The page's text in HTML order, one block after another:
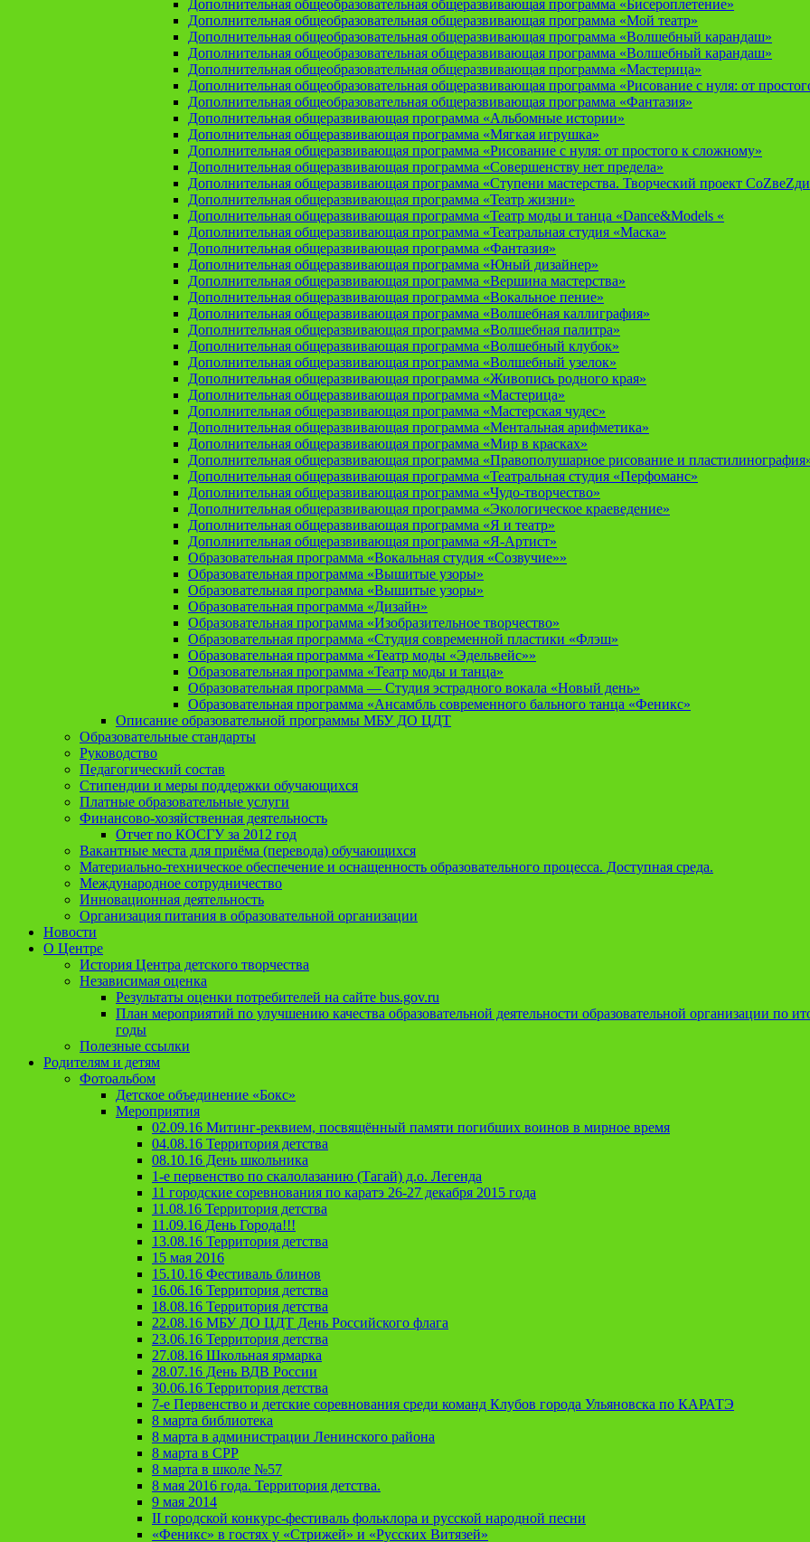
Дополнительная общеобразовательная общеразвивающая программа «Бисероплетение»
Дополнительная общеобразовательная общеразвивающая программа «Мой театр»
Дополнительная общеобразовательная общеразвивающая программа «Волшебный карандаш»
Дополнительная общеобразовательная общеразвивающая программа «Волшебный карандаш»
Дополнительная общеобразовательная общеразвивающая программа «Мастерица»
Дополнительная общеобразовательная общеразвивающая программа «Рисование с нуля: от
Дополнительная общеобразовательная общеразвивающая программа «Фантазия»
Дополнительная общеразвивающая программа «Альбомные истории»
Дополнительная общеразвивающая программа «Мягкая игрушка»
Дополнительная общеразвивающая программа «Рисование с нуля: от простого к сложному»
Дополнительная общеразвивающая программа «Совершенству нет предела»
Дополнительная общеразвивающая программа «Ступени мастерства. Творческий проект
Дополнительная общеразвивающая программа «Театр жизни»
Дополнительная общеразвивающая программа «Театр моды и танца «Dance&Models «
Дополнительная общеразвивающая программа «Театральная студия «Маска»
Дополнительная общеразвивающая программа «Фантазия»
Дополнительная общеразвивающая программа «Юный дизайнер»
Дополнительная общеразвивающая программа «Вершина мастерства»
Дополнительная общеразвивающая программа «Вокальное пение»
Дополнительная общеразвивающая программа «Волшебная каллиграфия»
Дополнительная общеразвивающая программа «Волшебная палитра»
Дополнительная общеразвивающая программа «Волшебный клубок»
Дополнительная общеразвивающая программа «Волшебный узелок»
Дополнительная общеразвивающая программа «Живопись родного края»
Дополнительная общеразвивающая программа «Мастерица»
Дополнительная общеразвивающая программа «Мастерская чудес»
Дополнительная общеразвивающая программа «Ментальная арифметика»
Дополнительная общеразвивающая программа «Мир в красках»
Дополнительная общеразвивающая программа «Правополушарное рисование и
Дополнительная общеразвивающая программа «Театральная студия «Перфоманс»
Дополнительная общеразвивающая программа «Чудо-творчество»
Дополнительная общеразвивающая программа «Экологическое краеведение»
Дополнительная общеразвивающая программа «Я и театр»
Дополнительная общеразвивающая программа «Я-Артист»
Образовательная программа «Вокальная студия «Созвучие»»
Образовательная программа «Вышитые узоры»
Образовательная программа «Вышитые узоры»
Образовательная программа «Дизайн»
Образовательная программа «Изобразительное творчество»
Образовательная программа «Студия современной пластики «Флэш»
Образовательная программа «Театр моды «Эдельвейс»»
Образовательная программа «Театр моды и танца»
Образовательная программа — Студия эстрадного вокала «Новый день»
Образовательная программа «Ансамбль современного бального танца «Феникс»
Описание образовательной программы МБУ ДО ЦДТ
Образовательные стандарты
Руководство
Педагогический состав
Стипендии и меры поддержки обучающихся
Платные образовательные услуги
Финансово-хозяйственная деятельность
Отчет по КОСГУ за 2012 год
Вакантные места для приёма (перевода) обучающихся
Материально-техническое обеспечение и оснащенность образовательного процесса. Доступная среда.
Международное сотрудничество
Инновационная деятельность
Организация питания в образовательной организации
Новости
О Центре
История Центра детского творчества
Независимая оценка
Результаты оценки потребителей на сайте bus.gov.ru
План мероприятий по улучшению качества образовательной деятельности образовательной организации по
годы
Полезные ссылки
Родителям и детям
Фотоальбом
Детское объединение «Бокс»
Мероприятия
02.09.16 Митинг-реквием, посвящённый памяти погибших воинов в мирное время
04.08.16 Территория детства
08.10.16 День школьника
1-е первенство по скалолазанию (Тагай) д.о. Легенда
11 городские соревнования по каратэ 26-27 декабря 2015 года
11.08.16 Территория детства
11.09.16 День Города!!!
13.08.16 Территория детства
15 мая 2016
15.10.16 Фестиваль блинов
16.06.16 Территория детства
18.08.16 Территория детства
22.08.16 МБУ ДО ЦДТ День Российского флага
23.06.16 Территория детства
27.08.16 Школьная ярмарка
28.07.16 День ВДВ России
30.06.16 Территория детства
7-е Первенство и детские соревнования среди команд Клубов города Ульяновска по КАРАТЭ
8 марта библиотека
8 марта в администрации Ленинского района
8 марта в СРР
8 марта в школе №57
8 мая 2016 года. Территория детства.
9 мая 2014
II городской конкурс-фестиваль фольклора и русской народной песни
«Феникс» в гостях у «Стрижей» и «Русских Витязей»